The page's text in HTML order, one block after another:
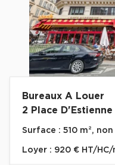
Bureaux A Louer
2 Place
Surface : 510 m²,
Loyer : 920 € HT/HC/